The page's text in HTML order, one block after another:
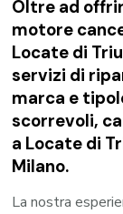
Oltre ad
motore
Locate di
servizi di
marca e
scorrevoli,
a Locate di
Milano.
La nostra